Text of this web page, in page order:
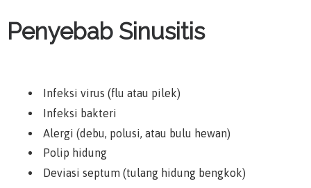
Penyebab Sinusitis
Infeksi virus (flu atau pilek)
Infeksi bakteri
Alergi (debu, polusi, atau bulu hewan)
Polip hidung
Deviasi septum (tulang hidung bengkok)